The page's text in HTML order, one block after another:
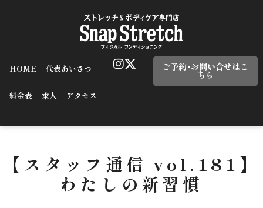
HOME 代表あいさつ
料金表 求人 アクセス
ご予約･お問い合せはこ
ちら
【スタッフ通信 vol.181】
わたしの新習慣